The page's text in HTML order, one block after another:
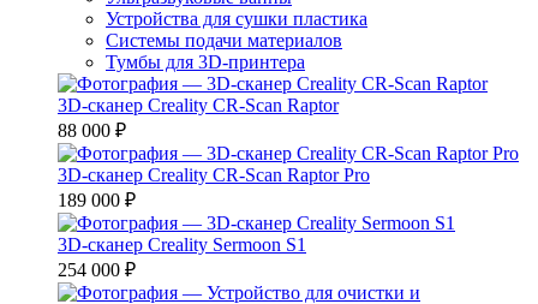
Устройства для сушки пластика
Системы подачи материалов
Тумбы для 3D-принтера
3D-сканер Creality CR-Scan Raptor
88 000 ₽
3D-сканер Creality CR-Scan Raptor Pro
189 000 ₽
3D-сканер Creality Sermoon S1
254 000 ₽